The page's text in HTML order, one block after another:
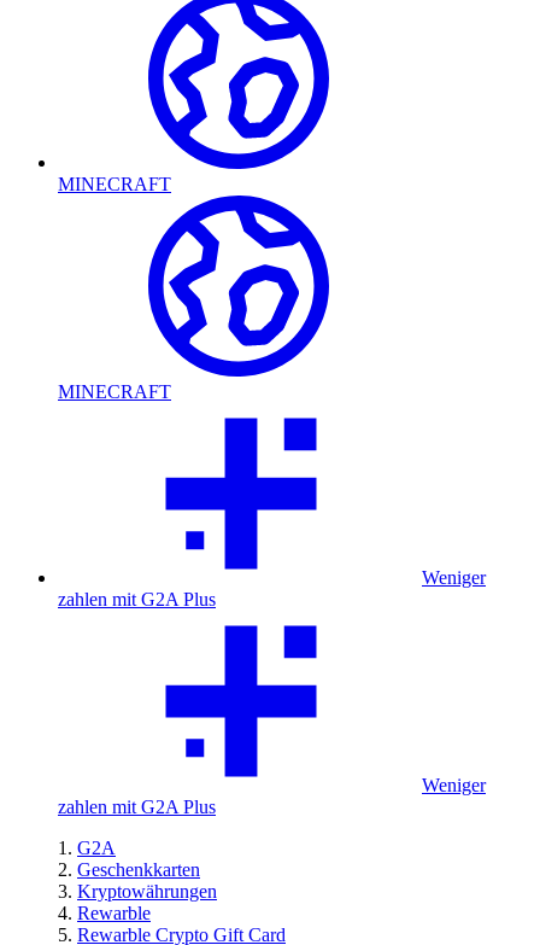
MINECRAFT
MINECRAFT
Weniger
zahlen mit G2A Plus
Weniger
zahlen mit G2A Plus
G2A
Geschenkkarten
Kryptowährungen
Rewarble
Rewarble Crypto Gift Card